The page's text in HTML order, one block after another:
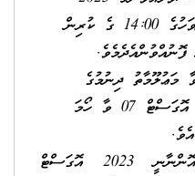
އޮގަސްޓް 06 ވާ އާދީއްތަ ދުވަހުގެ 14:00 ގެ ކުރިން
މަޢުލޫމާތު ދިނުމުގެ
ބައްދަލުވުން އޮންނާނީ 2023 އޮގަސްޓް 07 ވާ ހޯމަ
ބީލަން ހުށަހެޅުމާއި ހުޅުވުން އޮންނާނީ 2023 އޮގަސްޓް